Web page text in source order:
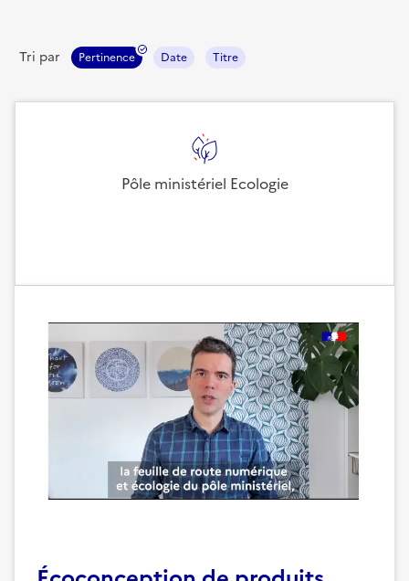
Tri par Pertinence Date Titre
Pôle ministériel Ecologie